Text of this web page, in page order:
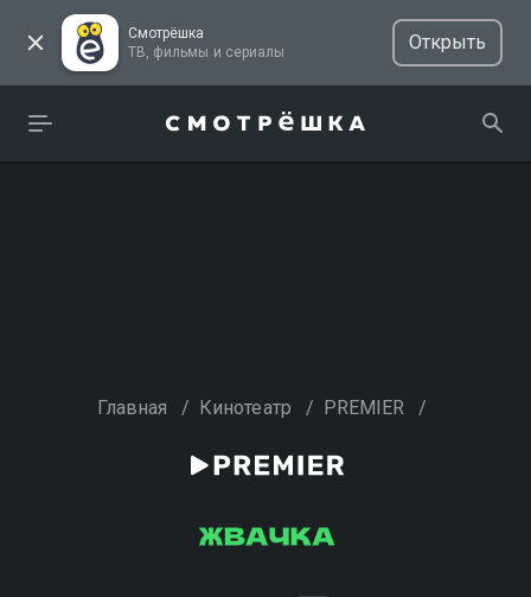
Смотрёшка
ТВ, фильмы и сериалы
Открыть
Главная / Кинотеатр / PREMIER /